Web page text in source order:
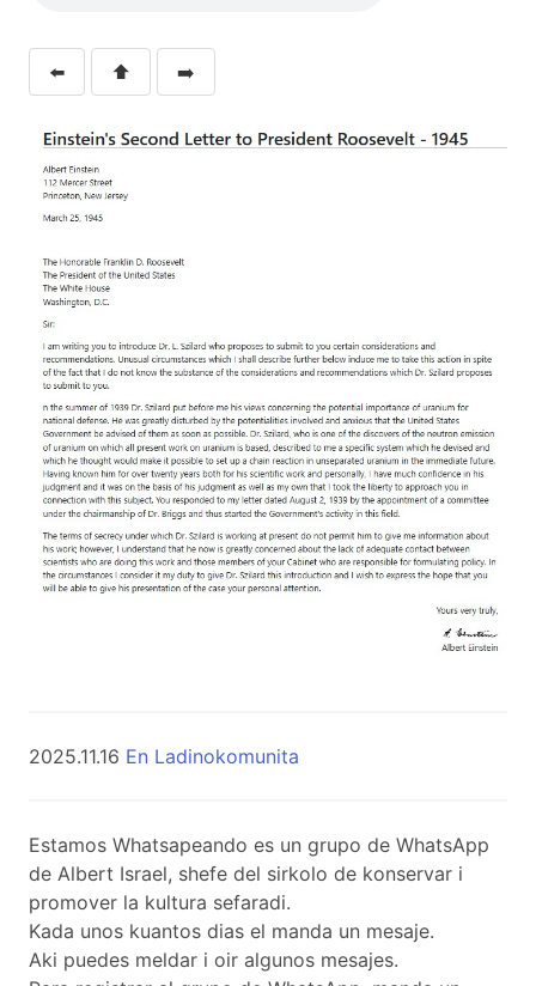
⬅️ ⬆️ ➡️
2025.11.16 En Ladinokomunita
Estamos Whatsapeando es un grupo de WhatsApp
de Albert Israel, shefe del sirkolo de konservar i
promover la kultura sefaradi.
Kada unos kuantos dias el manda un mesaje.
Aki puedes meldar i oir algunos mesajes.